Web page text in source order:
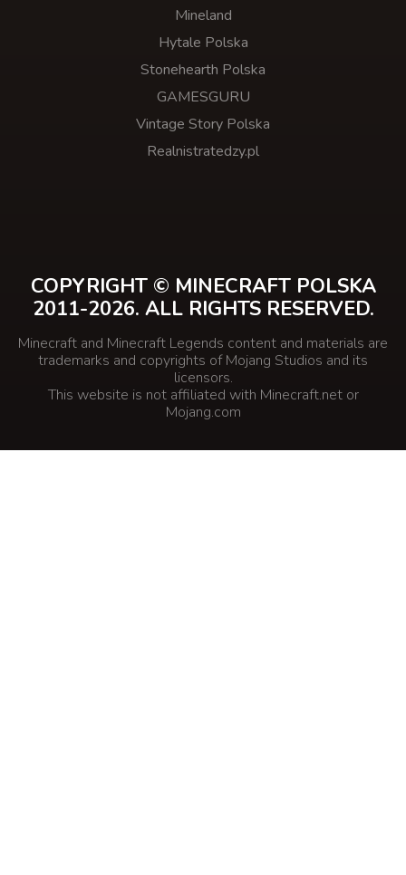
Mineland
Hytale Polska
Stonehearth Polska
GAMESGURU
Vintage Story Polska
Realnistratedzy.pl
COPYRIGHT © MINECRAFT POLSKA
2011-2026. ALL RIGHTS RESERVED.
Minecraft and Minecraft Legends content and materials are
trademarks and copyrights of Mojang Studios and its
licensors.
This website is not affiliated with Minecraft.net or
Mojang.com